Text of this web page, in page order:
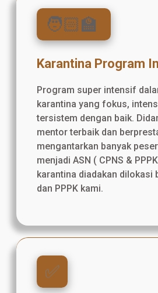
🧑🏻‍🏫
Karantina Program
Program super intensif
karantina yang fokus,
tersistem dengan baik.
mentor terbaik dan
mengantarkan banyak
menjadi ASN ( CPNS &
karantina diadakan dilokasi
dan PPPK kami.
✅️